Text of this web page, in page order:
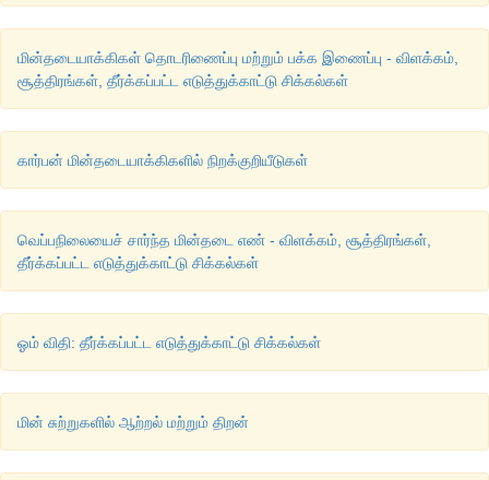
மின்தடையாக்கிகள் தொடரிணைப்பு மற்றும் பக்க இணைப்பு - விளக்கம்,
சூத்திரங்கள், தீர்க்கப்பட்ட எடுத்துக்காட்டு சிக்கல்கள்
கார்பன் மின்தடையாக்கிகளில் நிறக்குறியீடுகள்
வெப்பநிலையைச் சார்ந்த மின்தடை எண் - விளக்கம், சூத்திரங்கள்,
தீர்க்கப்பட்ட எடுத்துக்காட்டு சிக்கல்கள்
ஓம் விதி: தீர்க்கப்பட்ட எடுத்துக்காட்டு சிக்கல்கள்
மின் சுற்றுகளில் ஆற்றல் மற்றும் திறன்